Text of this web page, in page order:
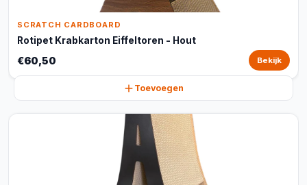
SCRATCH CARDBOARD
Rotipet Krabkarton Eiffeltoren - Hout
€60,50 Bekijk
Toevoegen